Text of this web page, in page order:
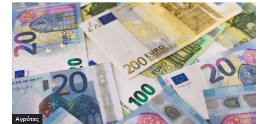
Αγρότες